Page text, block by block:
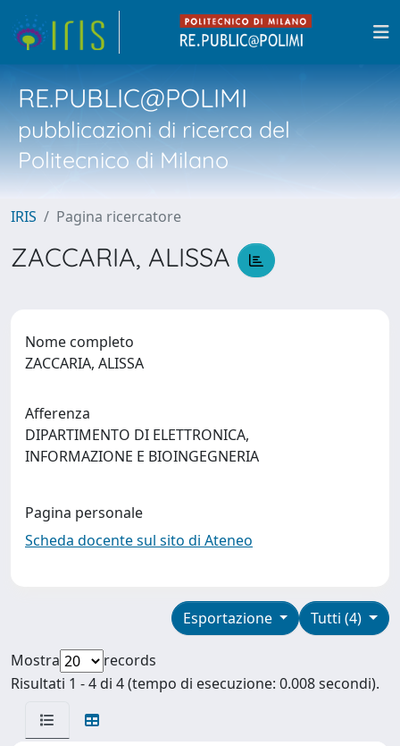
RE.PUBLIC@POLIMI
pubblicazioni di ricerca del
Politecnico di Milano
IRIS Pagina ricercatore
ZACCARIA, ALISSA
Nome completo
ZACCARIA, ALISSA
Afferenza
DIPARTIMENTO DI ELETTRONICA,
INFORMAZIONE E BIOINGEGNERIA
Pagina personale
Scheda docente sul sito di Ateneo
Tutti (4)
Esportazione
Mostra
records
Risultati 1 - 4 di 4 (tempo di esecuzione: 0.008 secondi).